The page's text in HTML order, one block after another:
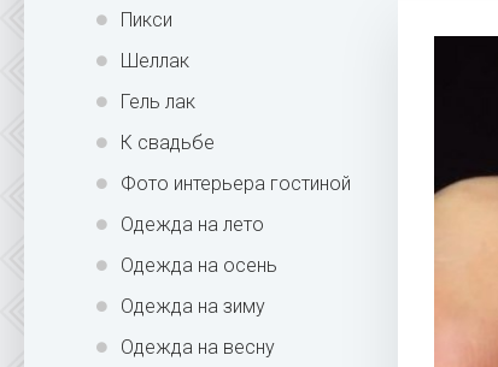
Пикси
Шеллак
Гель лак
К свадьбе
Фото интерьера гостиной
Одежда на лето
Одежда на осень
Одежда на зиму
Одежда на весну